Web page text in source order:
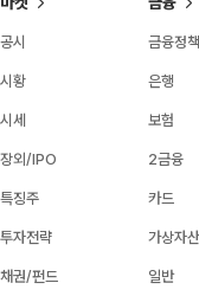
공시
시황
시세
장외/IPO
특징주
투자전략
채권/펀드
금융정책
은행
보험
2금융
카드
가상자
일반